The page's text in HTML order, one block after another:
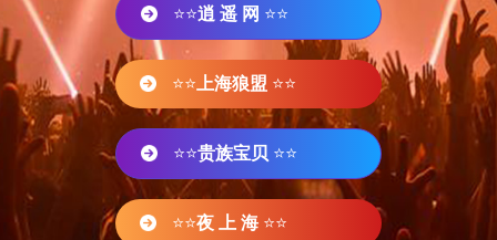
⭐⭐逍 遥 网 ⭐⭐
⭐⭐ 上海狼盟 ⭐⭐
⭐⭐贵族宝贝 ⭐⭐
⭐⭐夜 上 海 ⭐⭐